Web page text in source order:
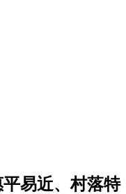
易近、村落特